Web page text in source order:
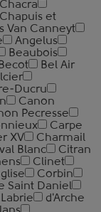
Chacra
Chapuis et
Van Canneyt
Angelus
Beaubois
Bel Air
Ducru
Canon
Pecresse
Carpe
XV
Charmail
Blanc
Citran
Clinet
Corbin
Saint Daniel
d'Arche